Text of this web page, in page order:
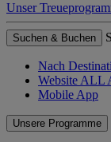
Unser
Suchen & Buchen
Nach
Website ALL
Mobile App
Unsere Programme